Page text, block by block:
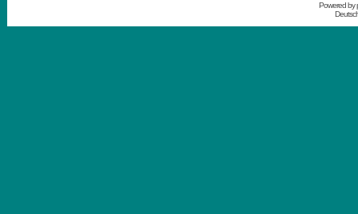
Powered by